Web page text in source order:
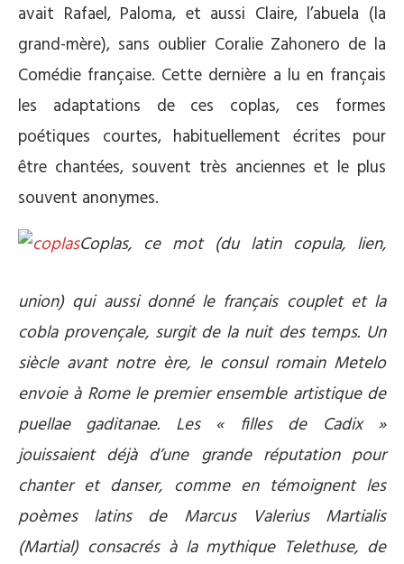
avait Rafael, Paloma, et aussi Claire, l’abuela (la
grand-mère), sans oublier Coralie Zahonero de la
Comédie française. Cette dernière a lu en français
les adaptations de ces coplas, ces formes
poétiques courtes, habituellement écrites pour
être chantées, souvent très anciennes et le plus
souvent anonymes.
Coplas, ce mot (du latin copula, lien,
union) qui aussi donné le français couplet et la
cobla provençale, surgit de la nuit des temps. Un
siècle avant notre ère, le consul romain Metelo
envoie à Rome le premier ensemble artistique de
puellae gaditanae. Les « filles de Cadix »
jouissaient déjà d’une grande réputation pour
chanter et danser, comme en témoignent les
poèmes latins de Marcus Valerius Martialis
(Martial) consacrés à la mythique Telethuse, de